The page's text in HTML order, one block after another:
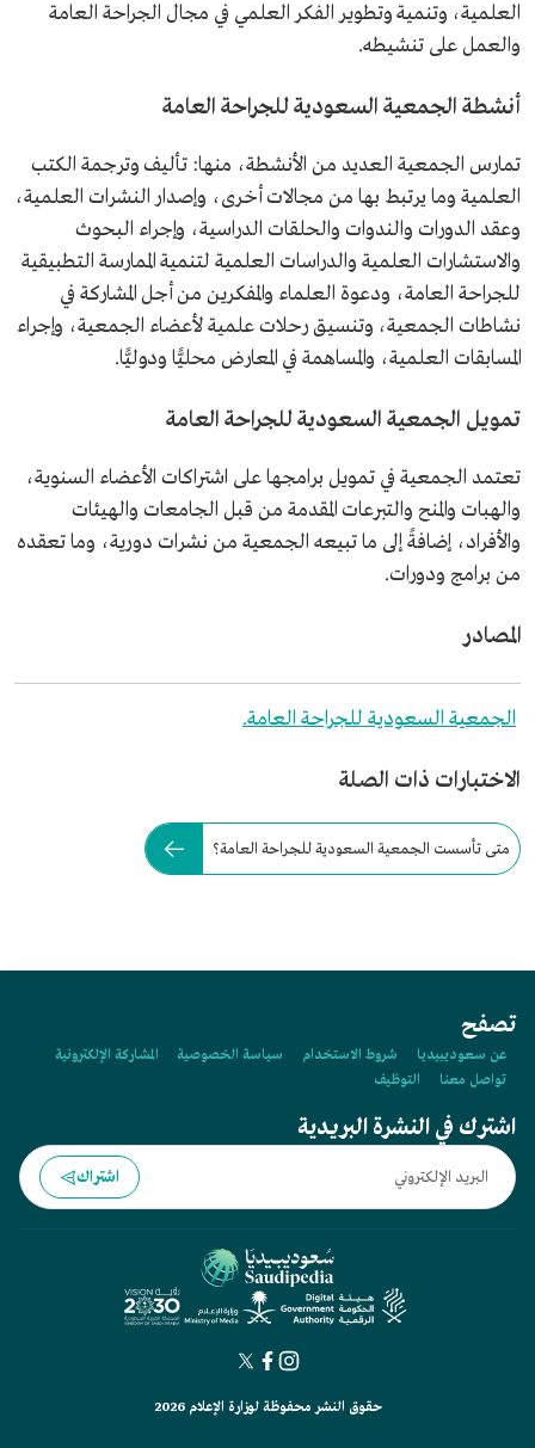
العلمية، وتنمية وتطوير الفكر العلمي في مجال الجراحة العامة
والعمل على تنشيطه.
أنشطة الجمعية السعودية للجراحة العامة
تمارس الجمعية العديد من الأنشطة، منها: تأليف وترجمة الكتب
العلمية وما يرتبط بها من مجالات أخرى، وإصدار النشرات العلمية،
وعقد الدورات والندوات والحلقات الدراسية، وإجراء البحوث
والاستشارات العلمية والدراسات العلمية لتنمية الممارسة التطبيقية
للجراحة العامة، ودعوة العلماء والمفكرين من أجل المشاركة في
نشاطات الجمعية، وتنسيق رحلات علمية لأعضاء الجمعية، وإجراء
المسابقات العلمية، والمساهمة في المعارض محليًّا ودوليًّا.
تمويل الجمعية السعودية للجراحة العامة
تعتمد الجمعية في تمويل برامجها على اشتراكات الأعضاء السنوية،
والهبات والمنح والتبرعات المقدمة من قبل الجامعات والهيئات
والأفراد، إضافةً إلى ما تبيعه الجمعية من نشرات دورية، وما تعقده
من برامج ودورات.
المصادر
الجمعية السعودية للجراحة العامة.
الاختبارات ذات الصلة
متى تأسست الجمعية السعودية للجراحة العامة؟
تصفح
عن سعوديبيديا شروط الاستخدام سياسة الخصوصية
المشاركة الإلكترونية
تواصل معنا
التوظيف
اشترك في النشرة البريدية
اشتراك
حقوق النشر محفوظة لوزارة الإعلام 2026